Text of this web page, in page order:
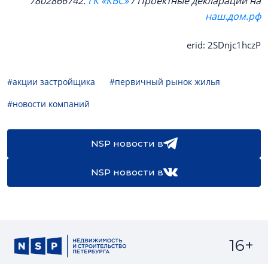
наш.дом.рф
erid: 2SDnjc1hczP
#акции застройщика
#первичный рынок жилья
#новости компаний
NSP новости в
NSP новости в
16+